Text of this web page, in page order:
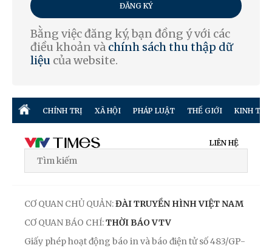
ĐĂNG KÝ
Bằng việc đăng ký, bạn đồng ý với các
điều khoản và chính sách thu thập dữ
liệu của website.
CHÍNH TRỊ XÃ HỘI PHÁP LUẬT THẾ GIỚI KINH TẾ
LIÊN HỆ
CƠ QUAN CHỦ QUẢN:ĐÀI TRUYỀN HÌNH VIỆT NAM
CƠ QUAN BÁO CHÍ:THỜI BÁO VTV
Giấy phép hoạt động báo in và báo điện tử số 483/GP-